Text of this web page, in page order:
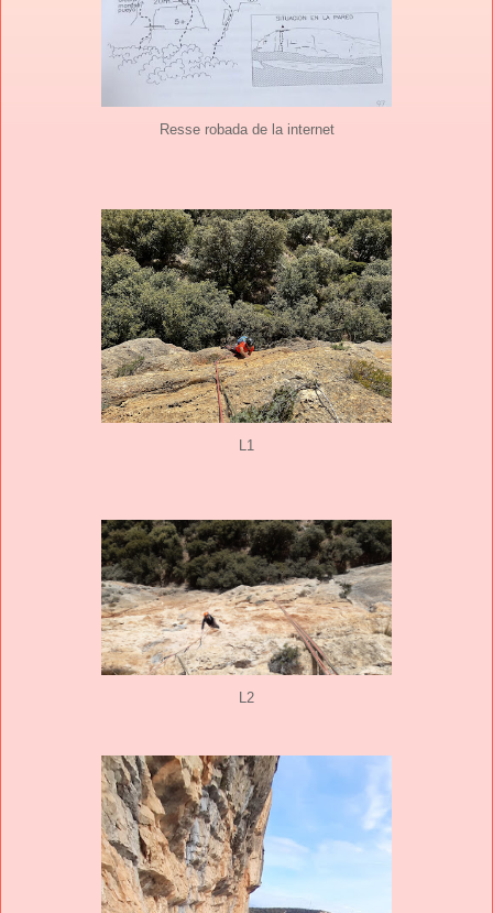
Resse robada de la internet
L1
L2